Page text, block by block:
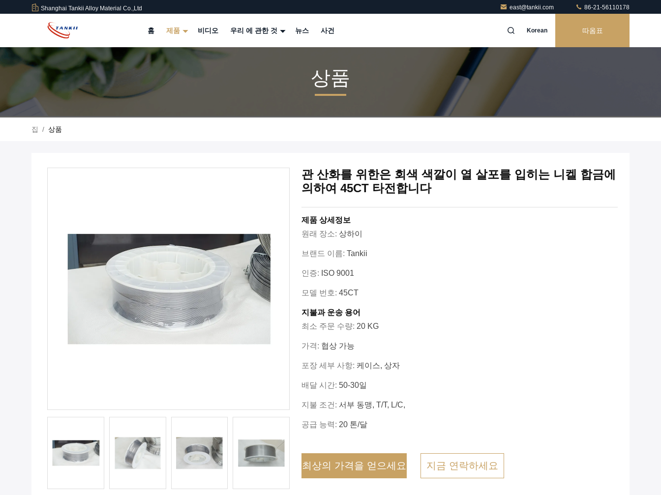
Shanghai Tankii Alloy Material Co.,Ltd east@tankii.com 86-21-56110178
홈 제품 비디오 우리 에 관한 것 뉴스 사건 Korean 따옴표
상품
집 / 상품
관 산화를 위한은 회색 색깔이 열 살포를 입히는 니켈 합금에
의하여 45CT 타전합니다
제품 상세정보
원래 장소: 상하이
브랜드 이름: Tankii
인증: ISO 9001
모델 번호: 45CT
지불과 운송 용어
최소 주문 수량: 20 KG
가격: 협상 가능
포장 세부 사항: 케이스, 상자
배달 시간: 50-30일
지불 조건: 서부 동맹, T/T, L/C,
공급 능력: 20 톤/달
최상의 가격을 얻으세요 지금 연락하세요